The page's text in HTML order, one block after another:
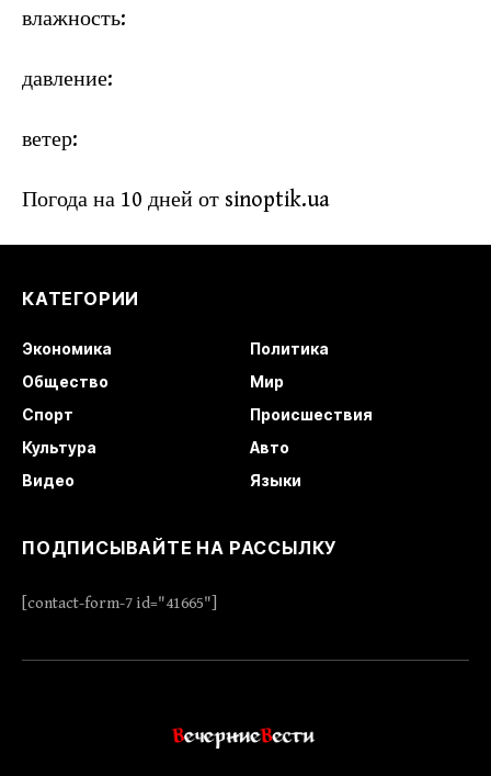
влажность:
давление:
ветер:
Погода на 10 дней от sinoptik.ua
КАТЕГОРИИ
Экономика
Политика
Общество
Мир
Спорт
Происшествия
Культура
Авто
Видео
Языки
ПОДПИСЫВАЙТЕ НА РАССЫЛКУ
[contact-form-7 id="41665"]